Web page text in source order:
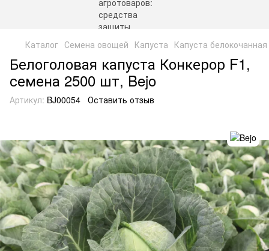
Каталог Семена овощей Капуста Капуста белокочанная
Белоголовая капуста Конкерор F1,
семена 2500 шт, Bejo
Артикул: BJ00054 Оставить отзыв